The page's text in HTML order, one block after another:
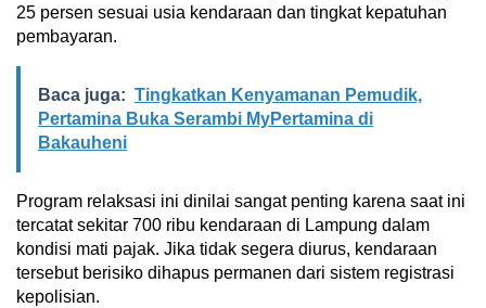
25 persen sesuai usia kendaraan dan tingkat kepatuhan
pembayaran.
Baca juga: Tingkatkan Kenyamanan Pemudik,
Pertamina Buka Serambi MyPertamina di
Bakauheni
Program relaksasi ini dinilai sangat penting karena saat ini
tercatat sekitar 700 ribu kendaraan di Lampung dalam
kondisi mati pajak. Jika tidak segera diurus, kendaraan
tersebut berisiko dihapus permanen dari sistem registrasi
kepolisian.